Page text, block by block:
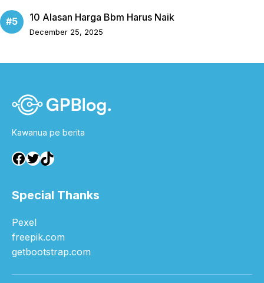
10 Alasan Harga Bbm Harus Naik
December 25, 2025
Kawanua pe berita
Facebook
Twitter
TikTok
Special Thanks
Pexel
freepik.com
getbootstrap.com